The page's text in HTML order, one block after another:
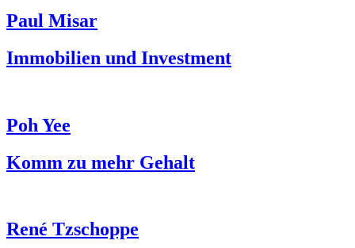
Paul Misar
Immobilien und Investment
Poh Yee
Komm zu mehr Gehalt
René Tzschoppe